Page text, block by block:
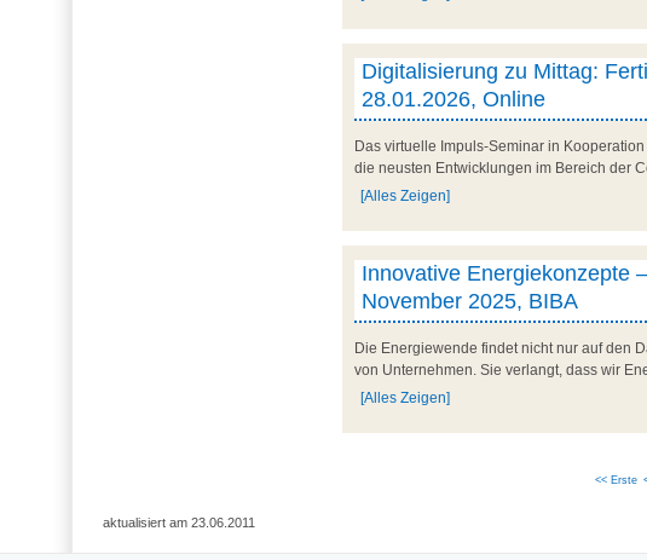
Digitalisierung zu Mittag:
28.01.2026, Online
Das virtuelle Impuls-Seminar in
die neusten Entwicklungen im Bereich der
[Alles Zeigen]
Innovative Energiekonzepte
November 2025, BIBA
Die Energiewende findet nicht nur auf den
von Unternehmen. Sie verlangt, dass wir
[Alles Zeigen]
<< Erste
aktualisiert am 23.06.2011